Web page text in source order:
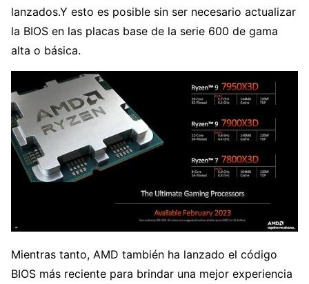
lanzados.Y esto es posible sin ser necesario actualizar
la BIOS en las placas base de la serie 600 de gama
alta o básica.
Mientras tanto, AMD también ha lanzado el código
BIOS más reciente para brindar una mejor experiencia